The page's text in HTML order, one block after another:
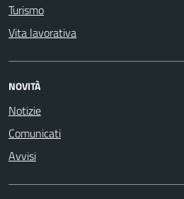
Turismo
Vita lavorativa
NOVITÀ
Notizie
Comunicati
Avvisi